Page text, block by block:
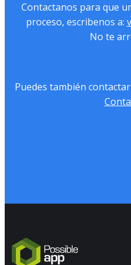
Contactanos para que
proceso, escribenos a:
No te
Puedes también